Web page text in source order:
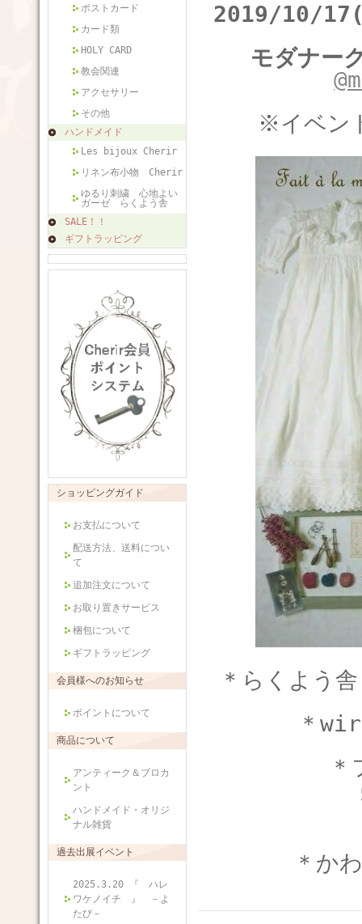
ポストカード
カード類
HOLY CARD
教会関連
アクセサリー
その他
ハンドメイド
Les bijoux Cherir
リネン布小物 Cherir
ゆるり刺繍 心地よい
ガーゼ らくよう舎
SALE！！
ギフトラッピング
ショッピングガイド
お支払について
配送方法、送料につい
て
追加注文について
お取り置きサービス
梱包について
ギフトラッピング
会員様へのお知らせ
ポイントについて
商品について
アンティーク＆ブロカ
ント
ハンドメイド・オリジ
ナル雑貨
過去出展イベント
2025.3.20 『 ハレ
ワケノイチ 』 －よ
たび－
2019/10/
モダナー
※イベ
＊らくよう
＊
＊か